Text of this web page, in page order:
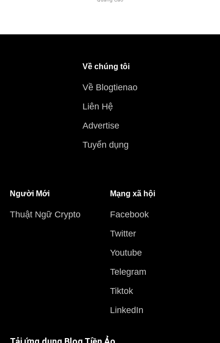
Về chúng tôi
Về Blogtienao
Liên Hệ
Advertise
Tuyển dụng
Người Mới
Thuật Ngữ Crypto
Mạng xã hội
Facebook
Twitter
Youtube
Telegram
Tiktok
LinkedIn